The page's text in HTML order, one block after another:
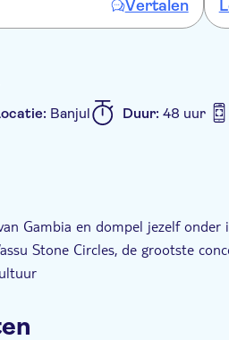
voor een stop bij het
administratieve centrum
Vertalen
Banjul Duur: 48 uur
Gambia en dompel jezelf
Stone Circles, de grootste